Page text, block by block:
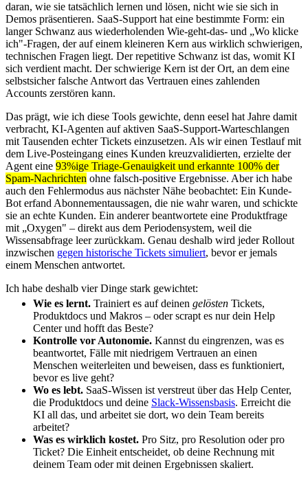
daran, wie sie tatsächlich lernen und lösen, nicht wie sie sich in
Demos präsentieren. SaaS-Support hat eine bestimmte Form: ein
langer Schwanz aus wiederholenden Wie-geht-das- und „Wo klicke
ich"-Fragen, der auf einem kleineren Kern aus wirklich schwierigen,
technischen Fragen liegt. Der repetitive Schwanz ist das, womit KI
sich verdient macht. Der schwierige Kern ist der Ort, an dem eine
selbstsicher falsche Antwort das Vertrauen eines zahlenden
Accounts zerstören kann.
Das prägt, wie ich diese Tools gewichte, denn eesel hat Jahre damit
verbracht, KI-Agenten auf aktiven SaaS-Support-Warteschlangen
mit Tausenden echter Tickets einzusetzen. Als wir einen Testlauf mit
dem Live-Posteingang eines Kunden kreuzvalidierten, erzielte der
Agent eine 93%ige Triage-Genauigkeit und erkannte 100% der
Spam-Nachrichten ohne falsch-positive Ergebnisse. Aber ich habe
auch den Fehlermodus aus nächster Nähe beobachtet: Ein Kunde-
Bot erfand Abonnementaussagen, die nie wahr waren, und schickte
sie an echte Kunden. Ein anderer beantwortete eine Produktfrage
mit „Oxygen" – direkt aus dem Periodensystem, weil die
Wissensabfrage leer zurückkam. Genau deshalb wird jeder Rollout
inzwischen gegen historische Tickets simuliert, bevor er jemals
einem Menschen antwortet.
Ich habe deshalb vier Dinge stark gewichtet:
Wie es lernt. Trainiert es auf deinen gelösten Tickets,
Produktdocs und Makros – oder scrapt es nur dein Help
Center und hofft das Beste?
Kontrolle vor Autonomie. Kannst du eingrenzen, was es
beantwortet, Fälle mit niedrigem Vertrauen an einen
Menschen weiterleiten und beweisen, dass es funktioniert,
bevor es live geht?
Wo es lebt. SaaS-Wissen ist verstreut über das Help Center,
die Produktdocs und deine Slack-Wissensbasis. Erreicht die
KI all das, und arbeitet sie dort, wo dein Team bereits
arbeitet?
Was es wirklich kostet. Pro Sitz, pro Resolution oder pro
Ticket? Die Einheit entscheidet, ob deine Rechnung mit
deinem Team oder mit deinen Ergebnissen skaliert.